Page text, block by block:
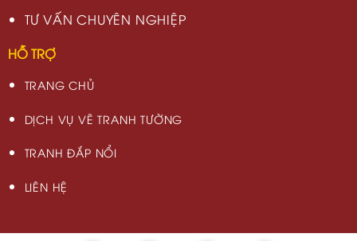
TƯ VẤN CHUYÊN NGHIỆP
HỖ TRỢ
TRANG CHỦ
DỊCH VỤ VẼ TRANH TƯỜNG
TRANH ĐẮP NỔI
LIÊN HỆ